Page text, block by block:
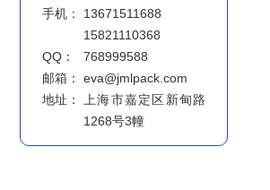
手机：
13671511688
15821110368
QQ：
768999588
邮箱：
eva@jmlpack.com
地址：
上海市嘉定区新甸路
1268号3幢